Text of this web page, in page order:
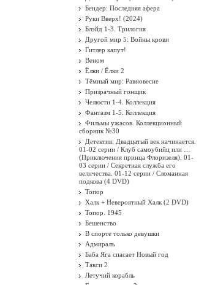
Бендер: Последняя афера
Руки Вверх! (2024)
Блэйд 1-3. Трилогия
Другой мир 5: Войны крови
Гитлер капут!
Веном
Ёлки / Ёлки 2
Тёмный мир: Равновесие
Призрачный гонщик
Челюсти 1-4. Коллекция
Фантазм 1-5. Коллекция
Фильмы ужасов. Коллекционный
сборник №30
Детектив: Двадцатый век начинается.
01-02 серии / Клуб самоубийц или …
(Приключения принца Флоризеля). 01-
03 серии / Секретная служба его
величества. 01-12 серии / Сломанная
подкова (4 DVD)
Топор
Халк + Невероятный Халк (2 DVD)
Топор. 1945
Бешенство
В спорте только девушки
Адмиралъ
Баба Яга спасает Новый год
Такси 2
Летучий корабль